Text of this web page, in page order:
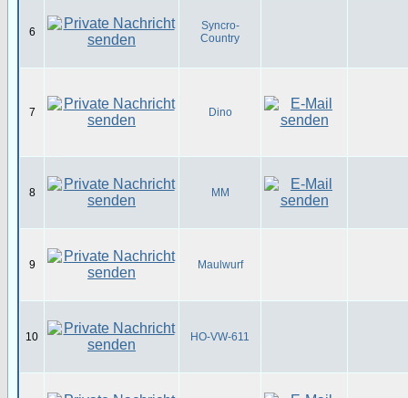
6
Syncro-
Country
7 Dino
8 MM
9 Maulwurf
10 HO-VW-611